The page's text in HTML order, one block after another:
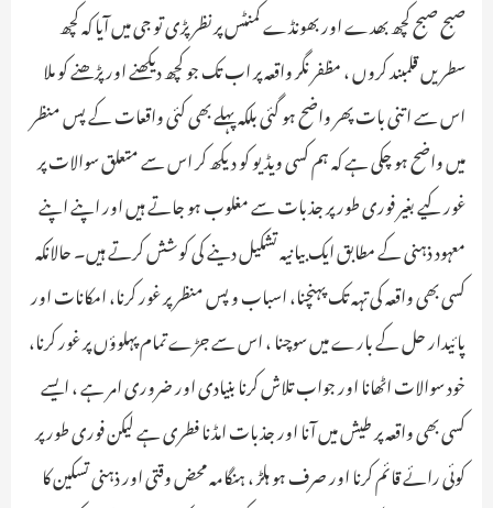
صبح صبح کچھ بھدے اور بھونڈے کمنٹس پر نظر پڑی تو جی میں آیا کہ کچھ
سطریں قلمبند کروں ، مظفر نگر واقعہ پر اب تک جو کچھ دیکھنے اور پڑھنے کو ملا
اس سے اتنی بات پھر واضح ہو گئی بلکہ پہلے بھی کئی واقعات کے پس منظر
میں واضح ہو چکی ہے کہ ہم کسی ویڈیو کو دیکھ کر اس سے متعلق سوالات پر
غور کیے بغیر فوری طور پر جذبات سے مغلوب ہو جاتے ہیں اور اپنے اپنے
معہود ذہنی کے مطابق ایک بیانیہ تشکیل دینے کی کوشش کرتے ہیں۔ حالانکہ
کسی بھی واقعہ کی تہہ تک پہنچنا، اسباب و پس منظر پر غور کرنا، امکانات اور
پائیدار حل کے بارے میں سوچنا ، اس سے جڑے تمام پہلوؤں پر غور کرنا،
خود سوالات اٹھانا اور جواب تلاش کرنا بنیادی اور ضروری امر ہے ، ایسے
کسی بھی واقعہ پر طیش میں آنا اور جذبات امڈنا فطری ہے لیکن فوری طور پر
کوئی رائے قائم کرنا اور صرف ہو ہلڑ ، ہنگامہ محض وقتی اور ذہنی تسکین کا